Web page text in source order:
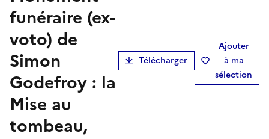
funéraire (ex-
voto) de
Simon
Godefroy : la
Mise au
tombeau,
Télécharger
Ajouter
à ma
sélection